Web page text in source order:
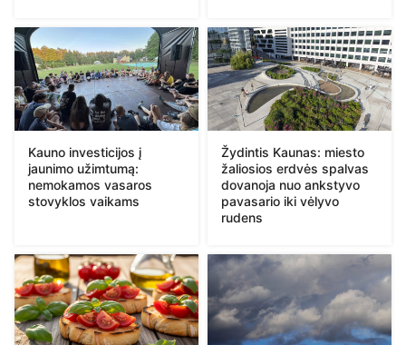
Kauno investicijos į
jaunimo užimtumą:
nemokamos vasaros
stovyklos vaikams
Žydintis Kaunas: miesto
žaliosios erdvės spalvas
dovanoja nuo ankstyvo
pavasario iki vėlyvo
rudens